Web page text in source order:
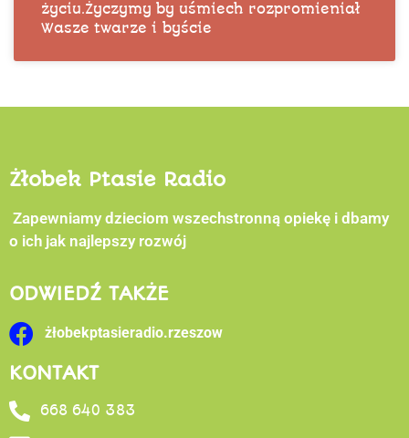
życiu.Życzymy by uśmiech rozpromieniał
Wasze twarze i byście
Żłobek Ptasie Radio
Zapewniamy dzieciom wszechstronną opiekę i dbamy
o ich jak najlepszy rozwój
ODWIEDŹ TAKŻE
żłobekptasieradio.rzeszow
KONTAKT
668 640 383